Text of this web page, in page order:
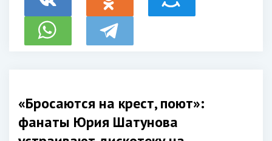
«Бросаются на крест, поют»:
фанаты Юрия Шатунова